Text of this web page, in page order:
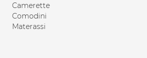
Camerette
Comodini
Materassi